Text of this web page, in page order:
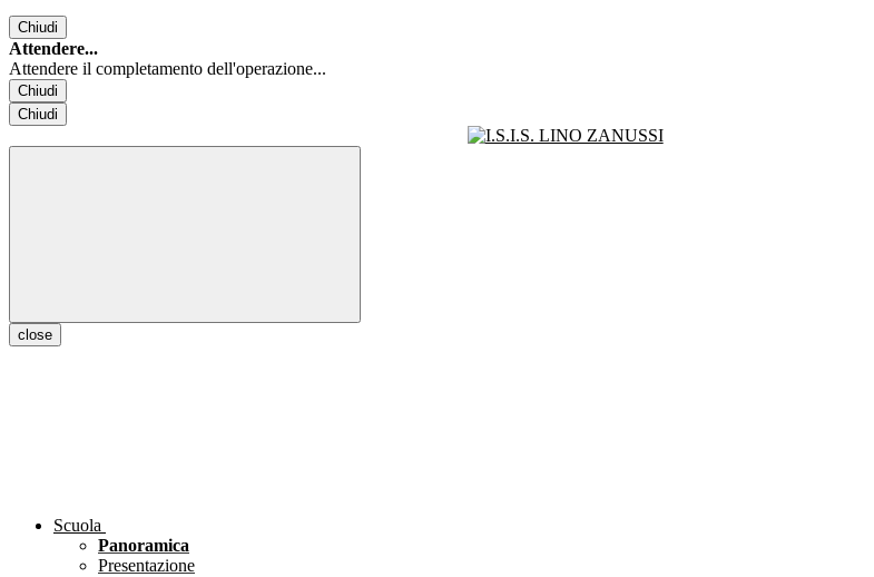
Chiudi
Attendere...
Attendere il completamento dell'operazione...
Chiudi
Chiudi
close
Scuola
Panoramica
Presentazione